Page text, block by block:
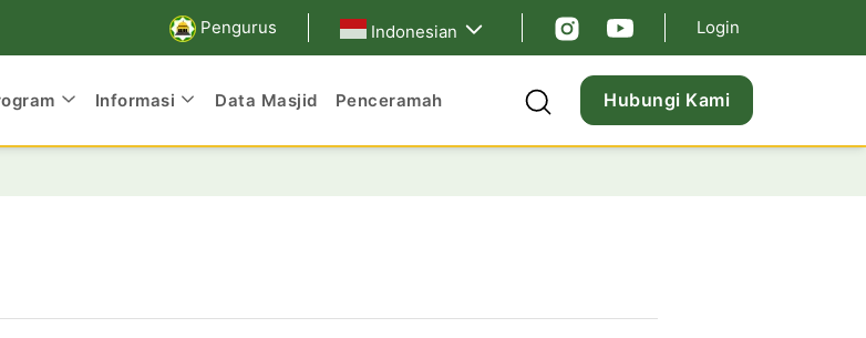
Pengurus Indonesian Login
Informasi Data Masjid Penceramah Hubungi Kami